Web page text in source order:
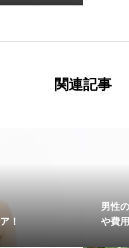
関連記事
！
男性
や費